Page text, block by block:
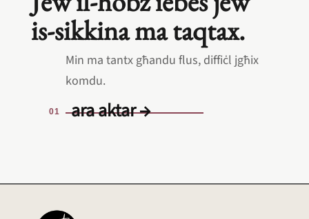
is‑sikkina ma taqtax.
Min ma tantx għandu flus, diffiċl jgħix
komdu.
ara aktar →